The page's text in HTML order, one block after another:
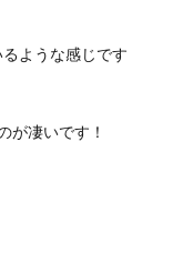
ような感じです
が凄いです！